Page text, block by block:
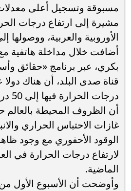
مسبوقة وتسجيل أعلى
مشيرة إلى ارتفاع درجات
الأوروبية والعربية، ووصولها إلى 45 درجة
أضافت خلال مداخلة هاتفية
بكري، عبر برنامج «حقائق
قناة صدى البلد، أن هناك
أن الظروف المحيطة بالعالم
غازات الاحتباس الحراري
الوقود الأحفوري مع وجود
لارتفاع درجات الحرارة في
الماضية.
وأوضحت أن الأسبوع الأول